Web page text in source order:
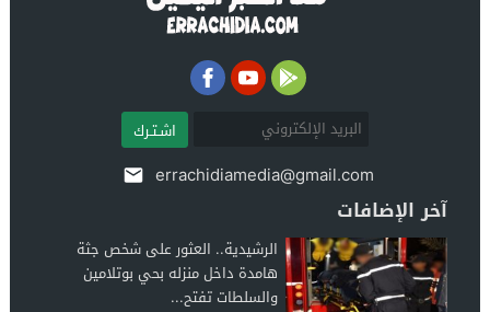
اشـتـرك
errachidiamedia@gmail.com
آخر الإضافات
الرشيدية.. العثور على شخص جثة
هامدة داخل منزله بحي بوتلامين
والسلطات تفتح...